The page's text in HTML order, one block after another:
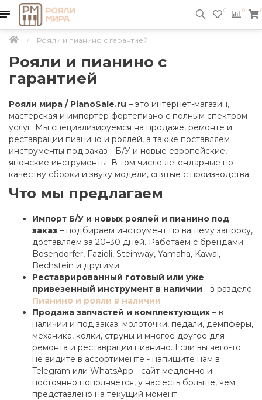
0 0
Рояли и пианино с гарантией
Рояли и пианино с
гарантией
Рояли мира / PianoSale.ru – это интернет-магазин,
мастерская и импортер фортепиано с полным спектром
услуг. Мы специализируемся на продаже, ремонте и
реставрации пианино и роялей, а также поставляем
инструменты под заказ - Б/У и новые европейские,
японские инструменты. В том числе легендарные по
качеству сборки и звуку модели, снятые с производства.
Что мы предлагаем
Импорт Б/У и новых роялей и пианино под
заказ – подбираем инструмент по вашему запросу,
доставляем за 20–30 дней. Работаем с брендами
Bosendorfer, Fazioli, Steinway, Yamaha, Kawai,
Bechstein и другими.
Реставрированный готовый или уже
привезенный инструмент в наличии - в разделе
Пианино и рояли в наличии
Продажа запчастей и комплектующих – в
наличии и под заказ: молоточки, педали, демпферы,
механика, колки, струны и многое другое для
ремонта и реставрации пианино. Если вы чего-то
не видите в ассортименте - напишите нам в
Telegram или WhatsApp - сайт медленно и
постоянно пополняется, у нас есть больше, чем
представлено на текущий момент.